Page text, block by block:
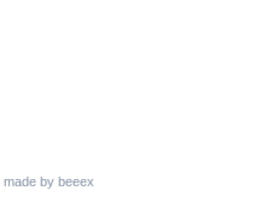
by beeex